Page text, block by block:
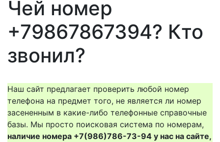
Чей номер
+79867867394? Кто
звонил?
Наш сайт предлагает проверить любой номер
телефона на предмет того, не является ли номер
засененным в какие-либо телефонные справочные
базы. Мы просто поисковая система по номерам,
наличие номера +7(986)786-73-94 у нас на сайте,